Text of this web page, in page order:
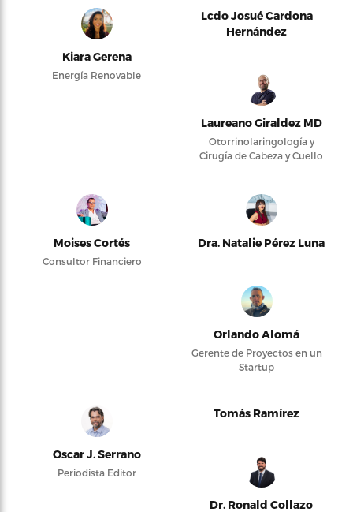
Kiara Gerena
Energía Renovable
Lcdo Josué Cardona
Hernández
Laureano Giraldez MD
Otorrinolaringología y
Cirugía de Cabeza y Cuello
Moises Cortés
Consultor Financiero
Dra. Natalie Pérez Luna
Orlando Alomá
Gerente de Proyectos en un
Startup
Oscar J. Serrano
Periodista Editor
Tomás Ramírez
Dr. Ronald Collazo